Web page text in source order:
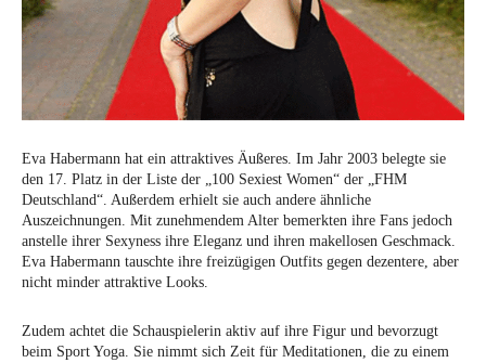
Eva Habermann hat ein attraktives Äußeres. Im Jahr 2003 belegte sie
den 17. Platz in der Liste der „100 Sexiest Women“ der „FHM
Deutschland“. Außerdem erhielt sie auch andere ähnliche
Auszeichnungen. Mit zunehmendem Alter bemerkten ihre Fans jedoch
anstelle ihrer Sexyness ihre Eleganz und ihren makellosen Geschmack.
Eva Habermann tauschte ihre freizügigen Outfits gegen dezentere, aber
nicht minder attraktive Looks.
Zudem achtet die Schauspielerin aktiv auf ihre Figur und bevorzugt
beim Sport Yoga. Sie nimmt sich Zeit für Meditationen, die zu einem